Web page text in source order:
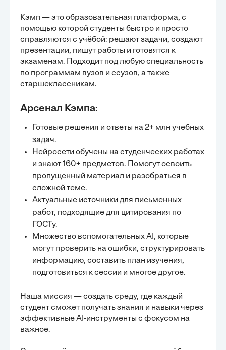
Кэмп — это образовательная платформа, с
помощью которой студенты быстро и просто
справляются с учёбой: решают задачи, создают
презентации, пишут работы и готовятся к
экзаменам. Подходит под любую специальность
по программам вузов и ссузов, а также
старшеклассникам.
Арсенал Кэмпа:
Готовые решения и ответы на 2+ млн учебных
задач.
Нейросети обучены на студенческих работах
и знают 160+ предметов. Помогут освоить
пропущенный материал и разобраться в
сложной теме.
Актуальные источники для письменных
работ, подходящие для цитирования по
ГОСТу.
Множество вспомогательных AI, которые
могут проверить на ошибки, структурировать
информацию, составить план изучения,
подготовиться к сессии и многое другое.
Наша миссия — создать среду, где каждый
студент сможет получать знания и навыки через
эффективные AI-инструменты с фокусом на
важное.